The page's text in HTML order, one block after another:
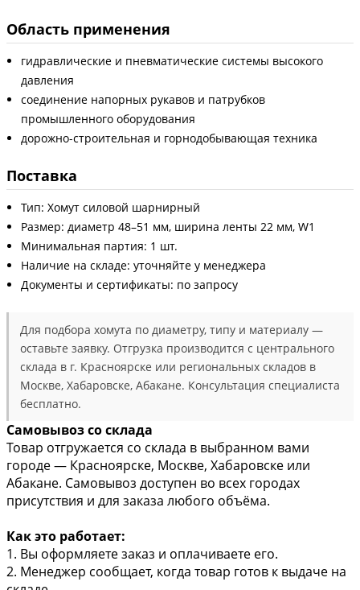
Область применения
гидравлические и пневматические системы высокого
давления
соединение напорных рукавов и патрубков
промышленного оборудования
дорожно-строительная и горнодобывающая техника
Поставка
Тип: Хомут силовой шарнирный
Размер: диаметр 48–51 мм, ширина ленты 22 мм, W1
Минимальная партия: 1 шт.
Наличие на складе: уточняйте у менеджера
Документы и сертификаты: по запросу
Для подбора хомута по диаметру, типу и материалу —
оставьте заявку. Отгрузка производится с центрального
склада в г. Красноярске или региональных складов в
Москве, Хабаровске, Абакане. Консультация специалиста
бесплатно.
Самовывоз со склада
Товар отгружается со склада в выбранном вами
городе — Красноярске, Москве, Хабаровске или
Абакане. Самовывоз доступен во всех городах
присутствия и для заказа любого объёма.
Как это работает:
1. Вы оформляете заказ и оплачиваете его.
2. Менеджер сообщает, когда товар готов к выдаче на